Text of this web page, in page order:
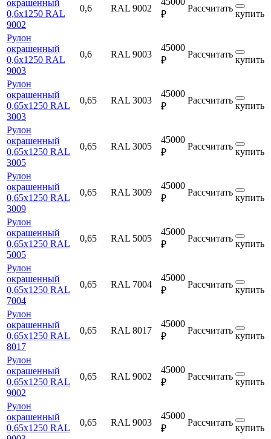
окрашенный
0,6х1250 RAL
9002
0,6 RAL 9002
₽
Рассчитать
купить
Рулон
окрашенный
0,6х1250 RAL
9003
0,6 RAL 9003
45000
₽
Рассчитать
купить
Рулон
окрашенный
0,65х1250 RAL
3003
0,65 RAL 3003
45000
₽
Рассчитать
купить
Рулон
окрашенный
0,65х1250 RAL
3005
0,65 RAL 3005
45000
₽
Рассчитать
купить
Рулон
окрашенный
0,65х1250 RAL
3009
0,65 RAL 3009
45000
₽
Рассчитать
купить
Рулон
окрашенный
0,65х1250 RAL
5005
0,65 RAL 5005
45000
₽
Рассчитать
купить
Рулон
окрашенный
0,65х1250 RAL
7004
0,65 RAL 7004
45000
₽
Рассчитать
купить
Рулон
окрашенный
0,65х1250 RAL
8017
0,65 RAL 8017
45000
₽
Рассчитать
купить
Рулон
окрашенный
0,65х1250 RAL
9002
0,65 RAL 9002
45000
₽
Рассчитать
купить
Рулон
окрашенный
0,65х1250 RAL
0,65 RAL 9003
45000
₽
Рассчитать
купить